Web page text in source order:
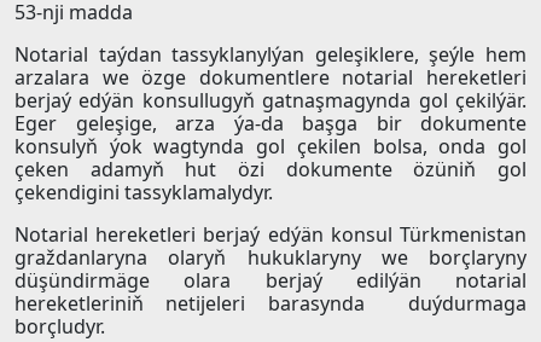
53-nji madda
Notarial taýdan tassyklanylýan geleşiklere, şeýle hem
arzalara we özge dokumentlere notarial hereketleri
berjaý edýän konsullugyň gatnaşmagynda gol çekilýär.
Eger geleşige, arza ýa-da başga bir dokumente
konsulyň ýok wagtynda gol çekilen bolsa, onda gol
çeken adamyň hut özi dokumente özüniň gol
çekendigini tassyklamalydyr.
Notarial hereketleri berjaý edýän konsul Türkmenistan
graždanlaryna olaryň hukuklaryny we borçlaryny
düşündirmäge olara berjaý edilýän notarial
hereketleriniň netijeleri barasynda duýdurmaga
borçludyr.